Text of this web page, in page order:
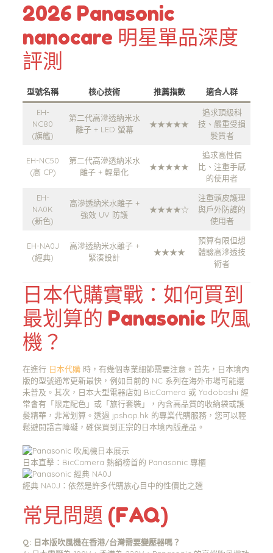
2026 Panasonic
nanocare 明星單品深度
評測
型號名稱 核心技術 推薦指數 適合人群
EH-
NC80
(旗艦)
第二代高滲透納米水
離子 + LED 螢幕
★★★★★
追求頂級科
技、嚴重受損
髮質者
EH-NC50
(高 CP)
第二代高滲透納米水
離子 + 輕量化
★★★★★
追求高性價
比、注重手感
的使用者
EH-
NA0K
(新色)
高滲透納米水離子 +
強效 UV 防護
★★★★☆
注重頭皮護理
與戶外防護的
使用者
EH-NA0J
(經典)
高滲透納米水離子 +
緊湊設計
★★★★
預算有限但想
體驗高滲透技
術者
日本代購實戰：如何買到
最划算的 Panasonic 吹風
機？
在進行 日本代購時，有幾個專業細節需要注意。首先，日本境內
版的型號通常更新最快，例如目前的 NC 系列在海外市場可能還
未普及。其次，日本大型電器店如 BicCamera 或 Yodobashi 經
常會有「限定配色」或「旅行套裝」，內含高品質的收納袋或護
髮精華，非常划算。透過 jpshop.hk 的專業代購服務，您可以輕
鬆避開語言障礙，確保買到正宗的日本境內版產品。
日本直擊：BicCamera 熱銷榜首的 Panasonic 專櫃
經典 NA0J：依然是許多代購族心目中的性價比之選
常見問題 (FAQ)
Q: 日本版吹風機在香港/台灣需要變壓器嗎？